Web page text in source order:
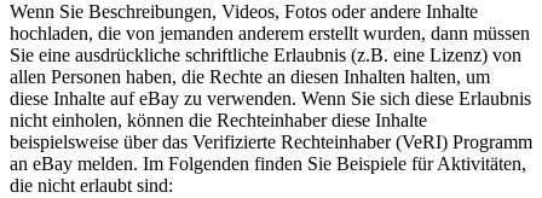
Wenn Sie Beschreibungen, Videos, Fotos oder andere Inhalte
hochladen, die von jemanden anderem erstellt wurden, dann müssen
Sie eine ausdrückliche schriftliche Erlaubnis (z.B. eine Lizenz) von
allen Personen haben, die Rechte an diesen Inhalten halten, um
diese Inhalte auf eBay zu verwenden. Wenn Sie sich diese Erlaubnis
nicht einholen, können die Rechteinhaber diese Inhalte
beispielsweise über das Verifizierte Rechteinhaber (VeRI) Programm
an eBay melden. Im Folgenden finden Sie Beispiele für Aktivitäten,
die nicht erlaubt sind: